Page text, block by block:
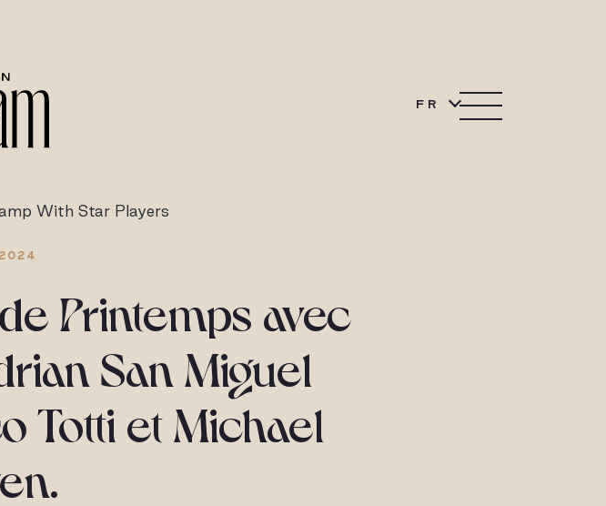
FR
With Star Players
Printemps avec
San Miguel
Totti et Michael